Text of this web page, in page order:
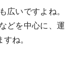
広いですよね。
どを中心に、運
ね。